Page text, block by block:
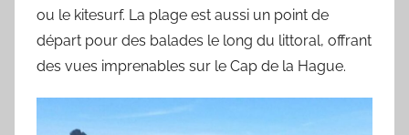
ou le kitesurf. La plage est aussi un point de
départ pour des balades le long du littoral, offrant
des vues imprenables sur le Cap de la Hague.